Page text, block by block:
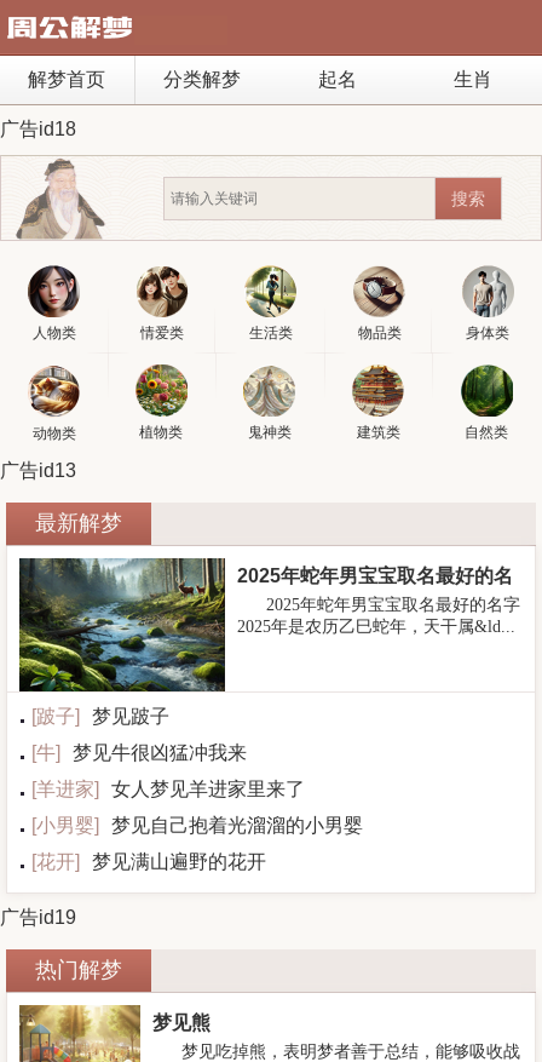
解梦首页 分类解梦 起名 生肖
广告id18
人物类 情爱类 生活类 物品类 身体类
动物类 植物类 鬼神类 建筑类 自然类
广告id13
最新解梦
2025年蛇年男宝宝取名最好的名
2025年蛇年男宝宝取名最好的名字
2025年是农历乙巳蛇年，天干属&ld...
[跛子]
梦见跛子
[牛]
梦见牛很凶猛冲我来
[羊进家]
女人梦见羊进家里来了
[小男婴]
梦见自己抱着光溜溜的小男婴
[花开] 梦见满山遍野的花开
广告id19
热门解梦
梦见熊
梦见吃掉熊，表明梦者善于总结，能够吸收战